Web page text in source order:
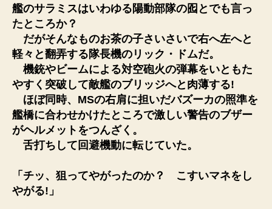
艦のサラミスはいわゆる陽動部隊の囮とでも言っ
たところか？
だがそんなものお茶の子さいさいで右へ左へと
軽々と翻弄する隊長機のリック・ドムだ。
機銃やビームによる対空砲火の弾幕をいともた
やすく突破して敵艦のブリッジへと肉薄する!
ほぼ同時、MSの右肩に担いだバズーカの照準を
艦橋に合わせかけたところで激しい警告のブザー
がヘルメットをつんざく。
舌打ちして回避機動に転じていた。
「チッ、狙ってやがったのか？ こすいマネをし
やがる!」